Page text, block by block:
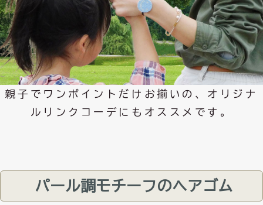
親子でワンポイントだけお揃いの、オリジナ
ルリンクコーデにもオススメです。
パール調モチーフのヘアゴム